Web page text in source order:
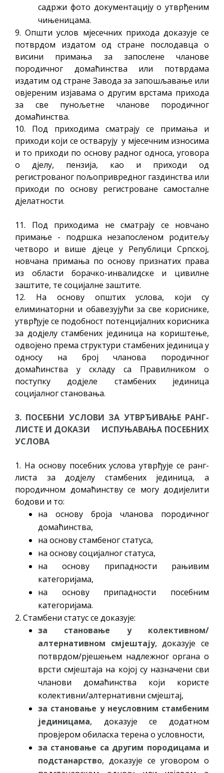
садржи фото документацију о утврђеним
чињеницама.
9. Општи услов мјесечних прихода доказује се
потврдом издатом од стране послодавца о
висини примања за запослене чланове
породичног домаћинства или потврдама
издатим од стране Завода за запошљавање или
овјереним изјавама о другим врстама прихода
за све пунољетне чланове породичног
домаћинства.
10. Под приходима сматрају се примања и
приходи који се остварују у мјесечним износима
и то приходи по основу радног односа, уговора
о дјелу, пензија, као и приходи од
регистрованог пољопривредног газдинства или
приходи по основу регистроване самосталне
дјелатности.
11. Под приходима не сматрају се новчано
примање - подршка незапосленом родитељу
четворо и више дјеце у Републици Српској,
новчана примања по основу признатих права
из области борачко-инвалидске и цивилне
заштите, те социјалне заштите.
12. На основу општих услова, који су
елиминаторни и обавезујући за све кориснике,
утврђује се подобност потенцијалних корисника
за додјелу стамбених јединица на кориштење,
одвојено према структури стамбених јединица у
односу на број чланова породичног
домаћинства у складу са Правилником о
поступку додјеле стамбених јединица
социјалног становања.
3. ПОСЕБНИ УСЛОВИ ЗА УТВРЂИВАЊЕ РАНГ-
ЛИСТЕ И ДОКАЗИ
ИСПУЊАВАЊА ПОСЕБНИХ
УСЛОВА
1. На основу посебних услова утврђује се ранг-
листа за додјелу стамбених јединица, а
породичном домаћинству се могу додијелити
бодови и то:
на основу броја чланова породичног
домаћинства,
на основу стамбеног статуса,
на основу социјалног статуса,
на основу припадности рањивим
категоријама,
на основу припадности посебним
категоријама.
2. Стамбени статус се доказује:
за становање у колективном/
алтернативном смјештају, доказује се
потврдом/рјешењем надлежног органа о
врсти смјештаја на којој су назначени сви
чланови домаћинства који користе
колективни/алтернативни смјештај,
за становање у неусловним стамбеним
јединицама, доказује се додатном
провјером обиласка терена о условности,
за становање са другим породицама и
подстанарство, доказује се уговором о